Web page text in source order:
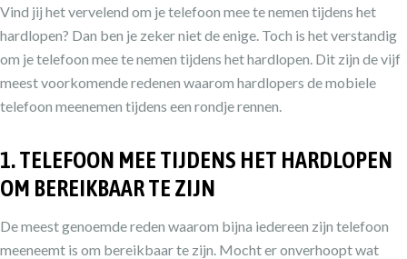
Vind jij het vervelend om je telefoon mee te nemen tijdens het
hardlopen? Dan ben je zeker niet de enige. Toch is het verstandig
om je telefoon mee te nemen tijdens het hardlopen. Dit zijn de vijf
meest voorkomende redenen waarom hardlopers de mobiele
telefoon meenemen tijdens een rondje rennen.
1. TELEFOON MEE TIJDENS HET HARDLOPEN
OM BEREIKBAAR TE ZIJN
De meest genoemde reden waarom bijna iedereen zijn telefoon
meeneemt is om bereikbaar te zijn. Mocht er onverhoopt wat